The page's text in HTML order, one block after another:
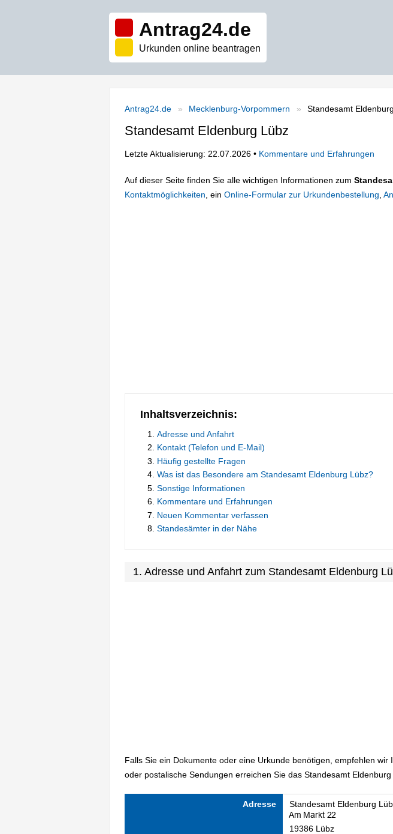
Antrag24.de
Urkunden online beantragen
Antrag24.de Mecklenburg-Vorpommern Standesamt
Standesamt Eldenburg Lübz
Letzte Aktualisierung: 22.07.2026 • Kommentare und Erfahrungen
Auf dieser Seite finden Sie alle wichtigen Informationen zum
Kontaktmöglichkeiten , ein Online-Formular zur Urkundenbestellung
Inhaltsverzeichnis:
Adresse und Anfahrt
Kontakt (Telefon und E-Mail)
Häufig gestellte Fragen
Was ist das Besondere am Standesamt Eldenburg Lübz?
Sonstige Informationen
Kommentare und Erfahrungen
Neuen Kommentar verfassen
Standesämter in der Nähe
1. Adresse und Anfahrt zum Standesamt Eldenburg
Falls Sie ein Dokumente oder eine Urkunde benötigen, empfehlen wir
oder postalische Sendungen erreichen Sie das Standesamt
Adresse Standesamt Eldenburg
19386 Lübz